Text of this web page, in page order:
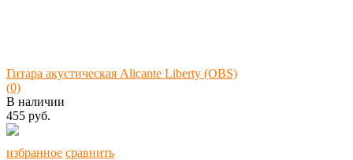
избранное сравнить
Гитара акустическая Alicante Liberty (OBS)
(0)
В наличии
455 руб.